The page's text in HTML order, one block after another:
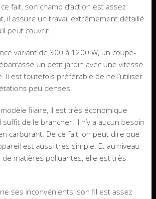
fait, son champ d’action est assez
il assure un travail extrêmement détaillé
peut couvrir.
variant de 300 à 1200 W, un coupe-
un petit jardin avec une vitesse
Il est toutefois préférable de ne l’utiliser
peu denses.
modèle filaire, il est très économique
suffit de le brancher. Il n’y a aucun besoin
carburant. De ce fait, on peut dire que
est aussi très simple. Et au niveau
matières polluantes, elle est très
ses inconvénients, son fil est assez